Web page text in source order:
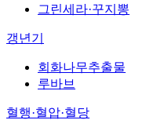
그린세라·꾸지뽕
갱년기
회화나무추출물
루바브
혈행·혈압·혈당